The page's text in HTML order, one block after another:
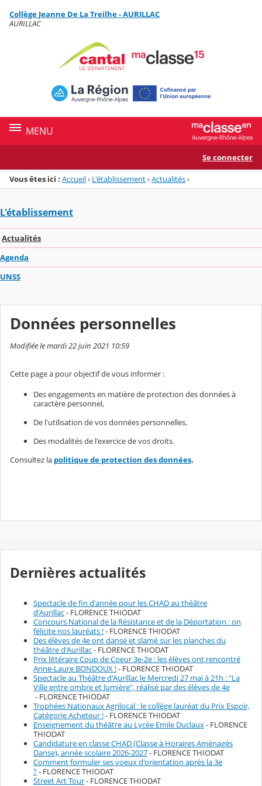
Menu de la rubrique
Contenu
Collège Jeanne De La Treilhe - AURILLAC
AURILLAC
MENU
Se connecter
Vous êtes ici : Accueil› L'établissement›Actualités›
L'établissement
Actualités
Agenda
UNSS
Données personnelles
Modifiée le mardi 22 juin 2021 10:59
Cette page a pour objectif de vous informer :
Des engagements en matière de protection des données à
caractère personnel,
De l'utilisation de vos données personnelles,
Des modalités de l'exercice de vos droits.
Consultez la politique de protection des données.
Dernières actualités
Spectacle de fin d'année pour les CHAD au théâtre
d'Aurillac- FLORENCE THIODAT
Concours National de la Résistance et de la Déportation : on
félicite nos lauréats !- FLORENCE THIODAT
Des élèves de 4e ont dansé et slamé sur les planches du
théâtre d'Aurillac- FLORENCE THIODAT
Prix littéraire Coup de Coeur 3e-2e : les élèves ont rencontré
Anne-Laure BONDOUX !- FLORENCE THIODAT
Spectacle au Théâtre d'Aurillac le Mercredi 27 mai à 21h : "La
Ville entre ombre et lumière", réalisé par des élèves de 4e
- FLORENCE THIODAT
Trophées Nationaux Agrilocal : le collège lauréat du Prix Espoir,
Catégorie Acheteur !- FLORENCE THIODAT
Enseignement du théâtre au Lycée Emile Duclaux- FLORENCE
THIODAT
Candidature en classe CHAD (Classe à Horaires Aménagés
Danse), année scolaire 2026-2027- FLORENCE THIODAT
Comment formuler ses voeux d'orientation après la 3e
?- FLORENCE THIODAT
Street Art Tour- FLORENCE THIODAT